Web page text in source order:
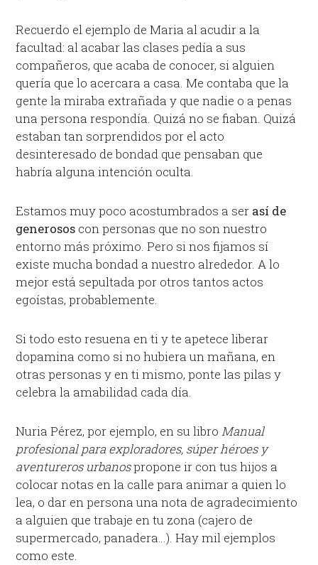
Recuerdo el ejemplo de Maria al acudir a la
facultad: al acabar las clases pedía a sus
compañeros, que acaba de conocer, si alguien
quería que lo acercara a casa. Me contaba que la
gente la miraba extrañada y que nadie o a penas
una persona respondía. Quizá no se fiaban. Quizá
estaban tan sorprendidos por el acto
desinteresado de bondad que pensaban que
habría alguna intención oculta.
Estamos muy poco acostumbrados a ser así de
generosos con personas que no son nuestro
entorno más próximo. Pero si nos fijamos sí
existe mucha bondad a nuestro alrededor. A lo
mejor está sepultada por otros tantos actos
egoístas, probablemente.
Si todo esto resuena en ti y te apetece liberar
dopamina como si no hubiera un mañana, en
otras personas y en ti mismo, ponte las pilas y
celebra la amabilidad cada día.
Nuria Pérez, por ejemplo, en su libroManual
profesional para exploradores, súper héroes y
aventureros urbanospropone ir con tus hijos a
colocar notas en la calle para animar a quien lo
lea, o dar en persona una nota de agradecimiento
a alguien que trabaje en tu zona (cajero de
supermercado, panadera…). Hay mil ejemplos
como este.